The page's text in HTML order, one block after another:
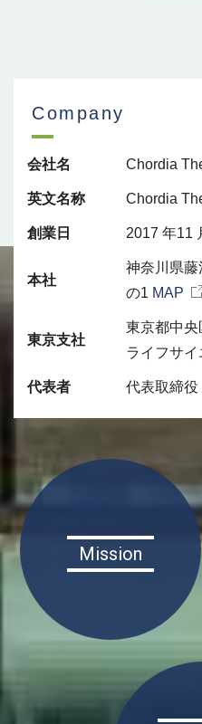
Company
会社名 Chordia
英文名称 Chordia
創業日 2017 年11
本社
神奈川県
の1 MAP
東京支社
東京都中央
ライフサ
代表者 代表取締役
Mission